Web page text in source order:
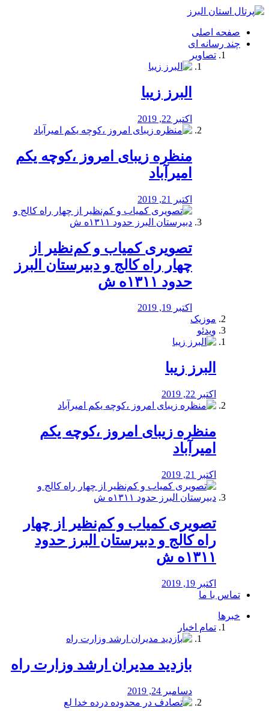
فصد
شرق
تهران
خشکشویی
صفحه اصلی
چند رسانه ای
تصاویر
البرز زیبا
اکتبر 22, 2019
منظره‌‌ زیبای امروز ،کوچه یکم
امیرآباد
اکتبر 21, 2019
️تصویری کمیاب و کم‌نظیر از
چهار راه كالج و دبيرستان البرز
حدود ۱۳۱۱ه ش
اکتبر 19, 2019
موزیک
ویدئو
البرز زیبا
اکتبر 22, 2019
منظره‌‌ زیبای امروز ،کوچه یکم
امیرآباد
اکتبر 21, 2019
️تصویری کمیاب و کم‌نظیر از چهار
راه كالج و دبيرستان البرز حدود
۱۳۱۱ه ش
اکتبر 19, 2019
تماس با ما
خبرها
تمام اخبار
بازدید مدیران ارشد وزارت راه
دسامبر 24, 2019